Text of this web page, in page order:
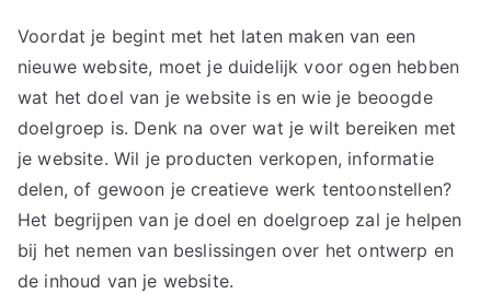
Voordat je begint met het laten maken van een
nieuwe website, moet je duidelijk voor ogen hebben
wat het doel van je website is en wie je beoogde
doelgroep is. Denk na over wat je wilt bereiken met
je website. Wil je producten verkopen, informatie
delen, of gewoon je creatieve werk tentoonstellen?
Het begrijpen van je doel en doelgroep zal je helpen
bij het nemen van beslissingen over het ontwerp en
de inhoud van je website.